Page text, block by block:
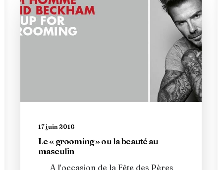
17 juin 2016
Le « grooming » ou la beauté au
masculin
A l’occasion de la Fête des Pères